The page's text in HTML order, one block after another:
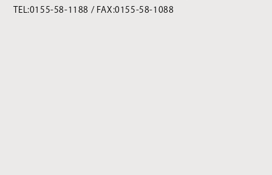
TEL:0155-58-1188 / FAX:0155-58-1088